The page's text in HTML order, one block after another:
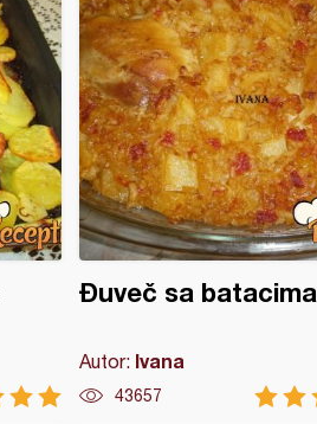
Đuveč sa batacima
Autor: Ivana
43657